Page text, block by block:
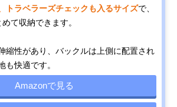
トラベラーズチェックも入るサイズで、
て収納できます。
縮性があり、バックルは上側に配置され
も快適です。
Amazonで見る